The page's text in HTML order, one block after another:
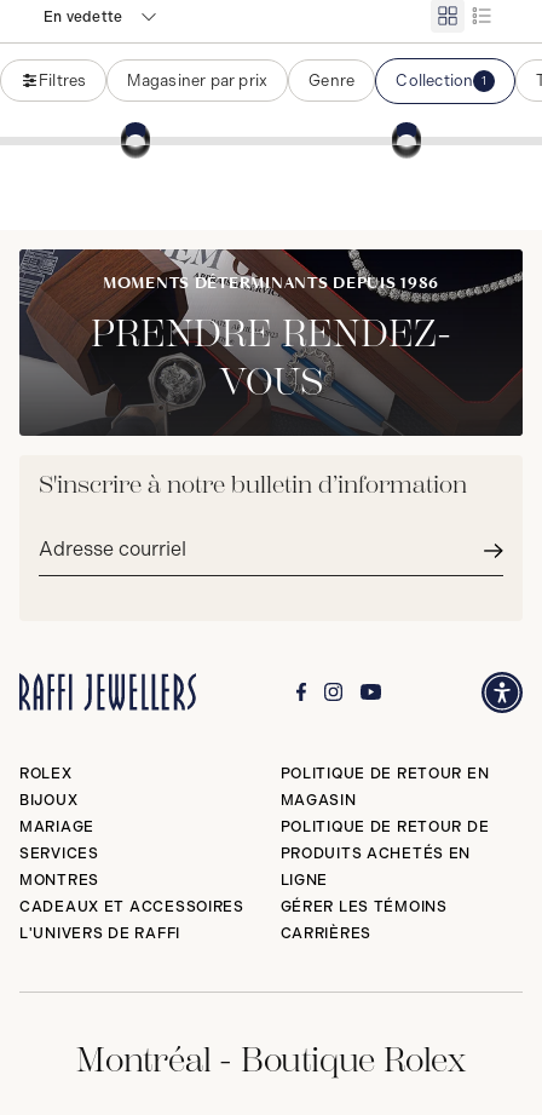
En vedette
Filtres Magasiner par prix Genre Collection 1
MOMENTS DÉTERMINANTS DEPUIS 1986
PRENDRE RENDEZ-
VOUS
S'inscrire à notre bulletin d’information
courriel*
ROLEX
BIJOUX
MARIAGE
SERVICES
MONTRES
CADEAUX ET ACCESSOIRES
L'UNIVERS DE RAFFI
POLITIQUE DE RETOUR EN
MAGASIN
POLITIQUE DE RETOUR DE
PRODUITS ACHETÉS EN
LIGNE
GÉRER LES TÉMOINS
CARRIÈRES
Montréal - Boutique Rolex